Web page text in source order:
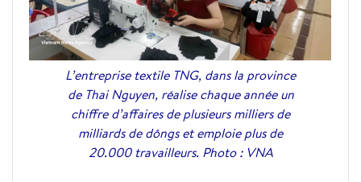
L’entreprise textile TNG, dans la province
de Thai Nguyen, réalise chaque année un
chiffre d’affaires de plusieurs milliers de
milliards de dôngs et emploie plus de
20.000 travailleurs. Photo : VNA